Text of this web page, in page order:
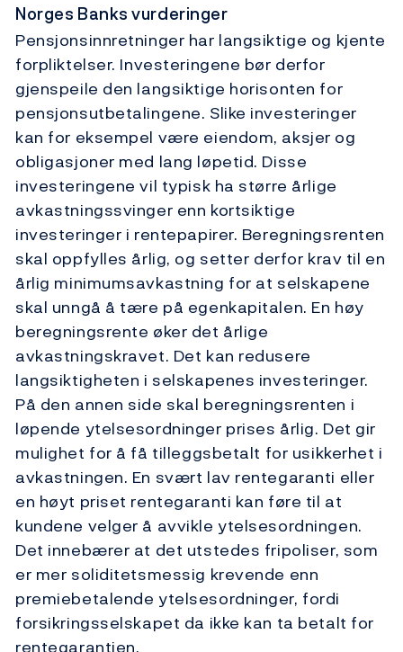
Norges Banks vurderinger
Pensjonsinnretninger har langsiktige og kjente
forpliktelser. Investeringene bør derfor
gjenspeile den langsiktige horisonten for
pensjonsutbetalingene. Slike investeringer
kan for eksempel være eiendom, aksjer og
obligasjoner med lang løpetid. Disse
investeringene vil typisk ha større årlige
avkastningssvinger enn kortsiktige
investeringer i rentepapirer. Beregningsrenten
skal oppfylles årlig, og setter derfor krav til en
årlig minimumsavkastning for at selskapene
skal unngå å tære på egenkapitalen. En høy
beregningsrente øker det årlige
avkastningskravet. Det kan redusere
langsiktigheten i selskapenes investeringer.
På den annen side skal beregningsrenten i
løpende ytelsesordninger prises årlig. Det gir
mulighet for å få tilleggsbetalt for usikkerhet i
avkastningen. En svært lav rentegaranti eller
en høyt priset rentegaranti kan føre til at
kundene velger å avvikle ytelsesordningen.
Det innebærer at det utstedes fripoliser, som
er mer soliditetsmessig krevende enn
premiebetalende ytelsesordninger, fordi
forsikringsselskapet da ikke kan ta betalt for
rentegarantien.